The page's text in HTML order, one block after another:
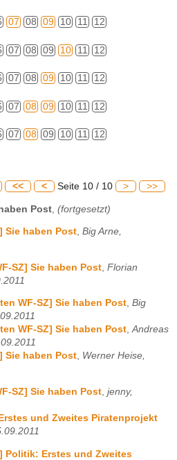
07 08 09 10 11 12
07 08 09 10 11 12
07 08 09 10 11 12
07 08 09 10 11 12
07 08 09 10 11 12
<< < Seite 10 / 10 > >>
Post (fortgesetzt)
Sie haben Post, Big Arne,
SZ] Sie haben Post Florian
WF-SZ] Sie haben Post, Big
WF-SZ] Sie haben Post,Andreas
Sie haben Post, Werner Heise,
SZ] Sie haben Post jenny,
und Zweites Piratenprojekt
Politik: Erstes und Zweites